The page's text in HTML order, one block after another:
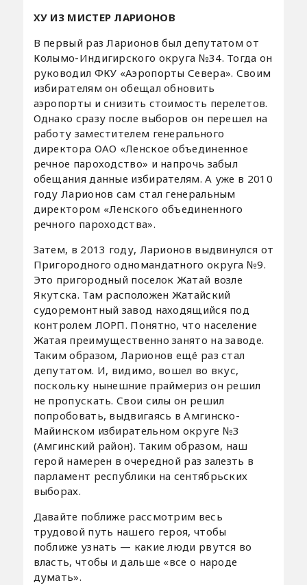
ХУ ИЗ МИСТЕР ЛАРИОНОВ
В первый раз Ларионов был депутатом от
Колымо-Индигирского округа №34. Тогда он
руководил ФКУ «Аэропорты Севера». Своим
избирателям он обещал обновить
аэропорты и снизить стоимость перелетов.
Однако сразу после выборов он перешел на
работу заместителем генерального
директора ОАО «Ленское объединенное
речное пароходство» и напрочь забыл
обещания данные избирателям. А уже в 2010
году Ларионов сам стал генеральным
директором «Ленского объединенного
речного пароходства».
Затем, в 2013 году, Ларионов выдвинулся от
Пригородного одномандатного округа №9.
Это пригородный поселок Жатай возле
Якутска. Там расположен Жатайский
судоремонтный завод находящийся под
контролем ЛОРП. Понятно, что население
Жатая преимущественно занято на заводе.
Таким образом, Ларионов ещё раз стал
депутатом. И, видимо, вошел во вкус,
поскольку нынешние праймериз он решил
не пропускать. Свои силы он решил
попробовать, выдвигаясь в Амгинско-
Майинском избирательном округе №3
(Амгинский район). Таким образом, наш
герой намерен в очередной раз залезть в
парламент республики на сентябрьских
выборах.
Давайте поближе рассмотрим весь
трудовой путь нашего героя, чтобы
поближе узнать — какие люди рвутся во
власть, чтобы и дальше «все о народе
думать».